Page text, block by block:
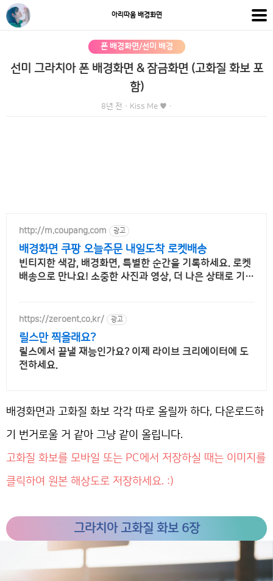
아리따움 배경화면
폰 배경화면/선미 배경
선미 그라치아 폰 배경화면 & 잠금화면 (고화질 화보 포
함)
8년 전 · Kiss Me ♥ ·
http://m.coupang.com 광고
배경화면 쿠팡 오늘주문 내일도착 로켓배송
빈티지한 색감, 배경화면, 특별한 순간을 기록하세요. 로켓
배송으로 만나요! 소중한 사진과 영상, 더 나은 상태로 기록
https://zeroent.co.kr/ 광고
릴스만 찍을래요?
릴스에서 끝낼 재능인가요? 이제 라이브 크리에이터에 도
전하세요.
배경화면과 고화질 화보 각각 따로 올릴까 하다, 다운로드하
기 번거로울 거 같아 그냥 같이 올립니다.
고화질 화보를 모바일 또는 PC에서 저장하실 때는 이미지를
클릭하여 원본 해상도로 저장하세요. :)
그라치아 고화질 화보 6장